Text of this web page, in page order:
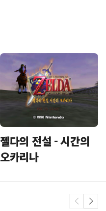
젤다의 전설 - 시간의
오카리나